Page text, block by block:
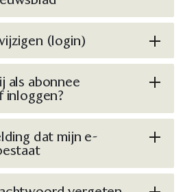
(login)
als abonnee
inloggen?
dat mijn e-